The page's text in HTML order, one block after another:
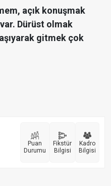
açık konuşmak
Dürüst olmak
gitmek çok
Puan
Durumu
Fikstür
Bilgisi
Kadro
Bilgisi